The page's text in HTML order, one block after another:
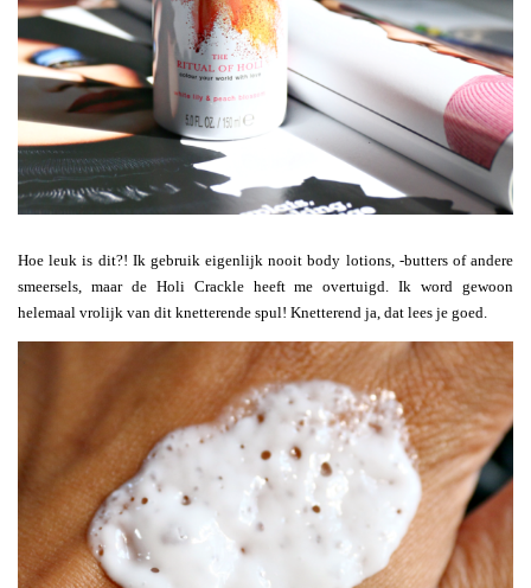
Hoe leuk is dit?! Ik gebruik eigenlijk nooit body lotions, -butters of andere
smeersels, maar de Holi Crackle heeft me overtuigd. Ik word gewoon
helemaal vrolijk van dit knetterende spul! Knetterend ja, dat lees je goed.